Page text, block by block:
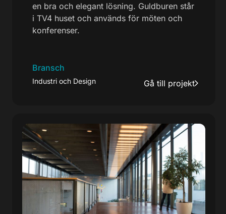
en bra och elegant lösning. Guldburen står
i TV4 huset och används för möten och
konferenser.
Bransch
Industri och Design Gå till projekt